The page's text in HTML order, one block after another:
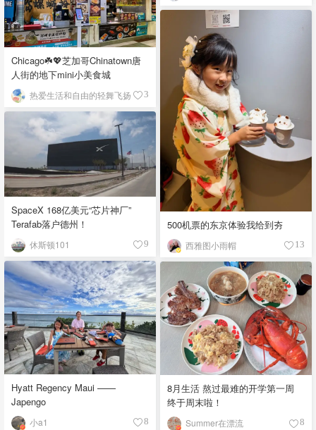
Chicago☘️💖芝加哥Chinatown唐
人街的地下mini小美食城
热爱生活和自由的轻舞飞扬 3
500机票的东京体验我给到夯
西雅图小雨帽 13
SpaceX 168亿美元“芯片神厂”
Terafab落户德州！
休斯顿101 9
Hyatt Regency Maui ——
Japengo
小a1 8
8月生活 熬过最难的开学第一周
终于周末啦！
Summer在漂流 8